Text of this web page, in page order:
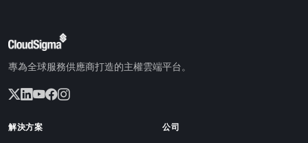
專為全球服務供應商打造的主權雲端平台。
解決方案 公司